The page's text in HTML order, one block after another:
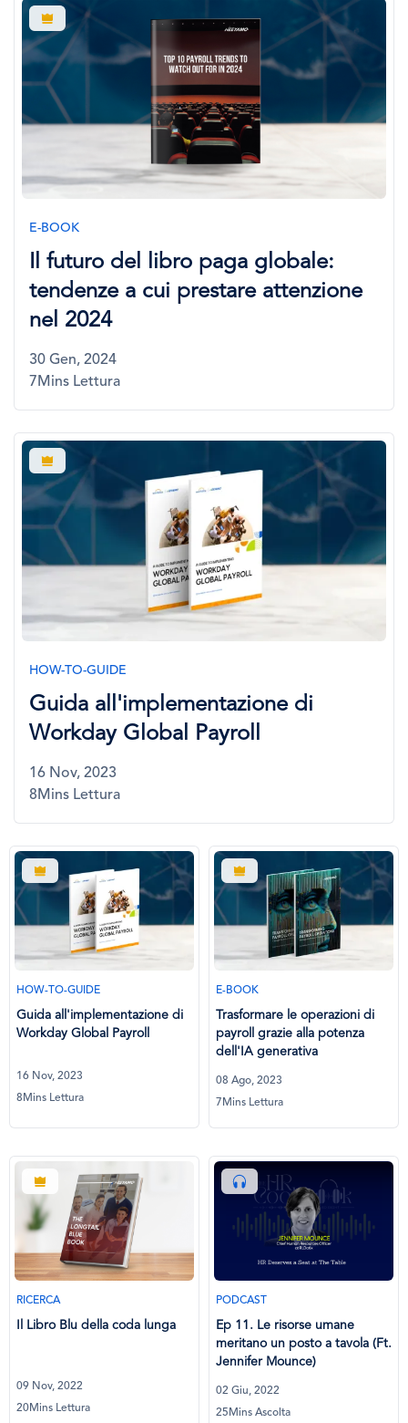
Immagine
E-BOOK
Il futuro del libro paga globale:
tendenze a cui prestare attenzione
nel 2024
30 Gen, 2024
7Mins Lettura
Immagine
HOW-TO-GUIDE
Guida all'implementazione di
Workday Global Payroll
16 Nov, 2023
8Mins Lettura
HOW-TO-GUIDE
Guida all'implementazione di
Workday Global Payroll
16 Nov, 2023
8Mins Lettura
E-BOOK
Trasformare le operazioni di
payroll grazie alla potenza
dell'IA generativa
08 Ago, 2023
7Mins Lettura
RICERCA
Il Libro Blu della coda lunga
09 Nov, 2022
20Mins Lettura
PODCAST
Ep 11. Le risorse umane
meritano un posto a tavola (Ft.
Jennifer Mounce)
02 Giu, 2022
25Mins Ascolta